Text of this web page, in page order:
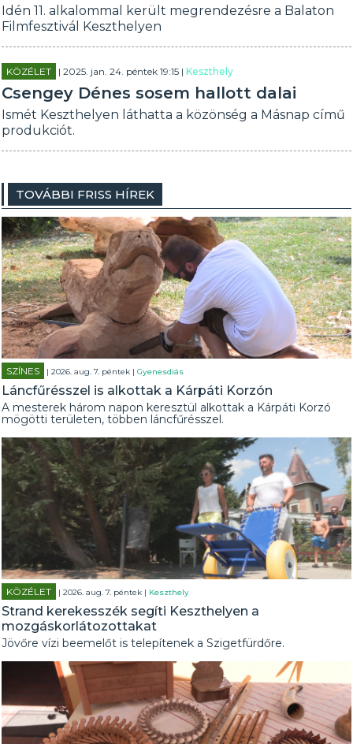
Idén 11. alkalommal került megrendezésre a Balaton
Filmfesztivál Keszthelyen
KÖZÉLET | 2025. jan. 24. péntek 19:15 |Keszthely
Csengey Dénes sosem hallott dalai
Ismét Keszthelyen láthatta a közönség a Másnap című
produkciót.
TOVÁBBI FRISS HÍREK
SZÍNES | 2026. aug. 7. péntek |Gyenesdiás
Láncfűrésszel is alkottak a Kárpáti Korzón
A mesterek három napon keresztül alkottak a Kárpáti Korzó
mögötti területen, többen láncfűrésszel.
KÖZÉLET | 2026. aug. 7. péntek | Keszthely
Strand kerekesszék segíti Keszthelyen a
mozgáskorlátozottakat
Jövőre vízi beemelőt is telepítenek a Szigetfürdőre.